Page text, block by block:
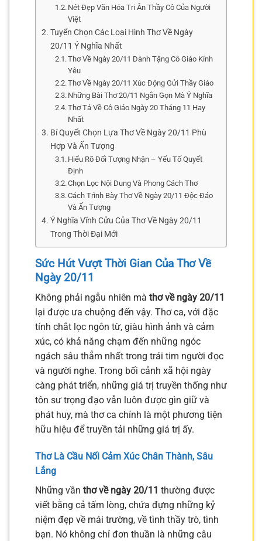
Nét Đẹp Văn Hóa Tri Ân Thầy Cô Của Người
Việt
Tuyển Chọn Các Loại Hình Thơ Về Ngày
20/11 Ý Nghĩa Nhất
Thơ Về Ngày 20/11 Dành Tặng Cô Giáo Kính
Yêu
Thơ Về Ngày 20/11 Xúc Động Gửi Thầy Giáo
Những Bài Thơ 20/11 Ngắn Gọn Mà Ý Nghĩa
Thơ Tả Về Cô Giáo Ngày 20 Tháng 11 Hay
Nhất
Bí Quyết Chọn Lựa Thơ Về Ngày 20/11 Phù
Hợp Và Ấn Tượng
Hiểu Rõ Đối Tượng Nhận – Yếu Tố Quyết
Định
Chọn Lọc Nội Dung Và Phong Cách Thơ
Cách Trình Bày Thơ Về Ngày 20/11 Độc Đáo
Và Ấn Tượng
Ý Nghĩa Vĩnh Cửu Của Thơ Về Ngày 20/11
Trong Thời Đại Mới
Sức Hút Vượt Thời Gian Của Thơ Về
Ngày 20/11
Không phải ngẫu nhiên mà thơ về ngày 20/11
lại được ưa chuộng đến vậy. Thơ ca, với đặc
tính chắt lọc ngôn từ, giàu hình ảnh và cảm
xúc, có khả năng chạm đến những ngóc
ngách sâu thẳm nhất trong trái tim người đọc
và người nghe. Trong bối cảnh xã hội ngày
càng phát triển, những giá trị truyền thống như
tôn sư trọng đạo vẫn luôn được gìn giữ và
phát huy, mà thơ ca chính là một phương tiện
hữu hiệu để truyền tải những giá trị ấy.
Thơ Là Cầu Nối Cảm Xúc Chân Thành, Sâu
Lắng
Những vần thơ về ngày 20/11 thường được
viết bằng cả tấm lòng, chứa đựng những kỷ
niệm đẹp về mái trường, về tình thầy trò, tình
bạn. Nó không chỉ đơn thuần là những câu